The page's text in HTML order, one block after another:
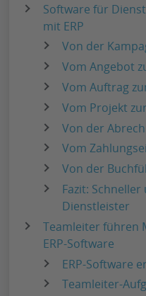
Software für
mit ERP
Von der
Vom Angebot
Vom Auftrag
Vom Projekt
Von der
Vom
Von der
Fazit:
Dienstleister
Teamleiter führen
ERP-Software
ERP-Software
Teamleiter-